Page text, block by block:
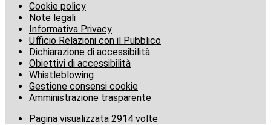
Cookie policy
Note legali
Informativa Privacy
Ufficio Relazioni con il Pubblico
Dichiarazione di accessibilità
Obiettivi di accessibilità
Whistleblowing
Gestione consensi cookie
Amministrazione trasparente
Pagina visualizzata 2914 volte